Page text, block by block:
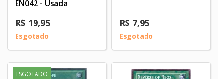
EN042 - Usada
R$ 19,95
Esgotado
R$ 7,95
Esgotado
ESGOTADO